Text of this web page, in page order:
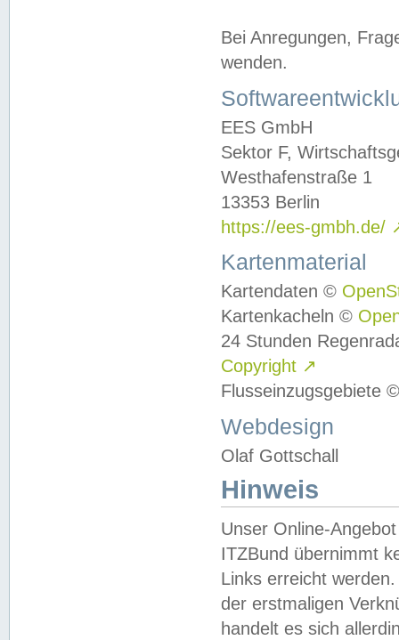
Bei Anregungen,
wenden.
EES GmbH
Sektor F,
Westhafenstraße 1
13353 Berlin
https://ees-gmbh.de/
Kartenmaterial
Kartendaten ©
Kartenkacheln ©
24 Stunden
Copyright ↗
Flusseinzugsgebiete
Webdesign
Olaf Gottschall
Hinweis
Unser Online-
ITZBund übernimmt
Links erreicht
der erstmaligen
handelt es sich